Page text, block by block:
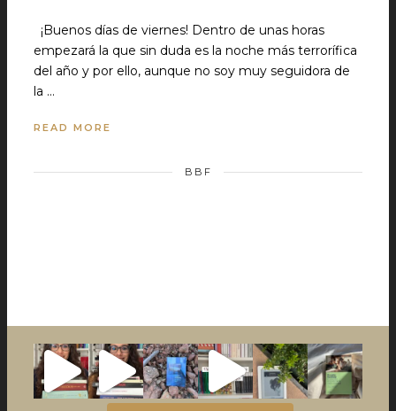
¡Buenos días de viernes! Dentro de unas horas
empezará la que sin duda es la noche más terrorífica
del año y por ello, aunque no soy muy seguidora de
la …
READ MORE
BBF